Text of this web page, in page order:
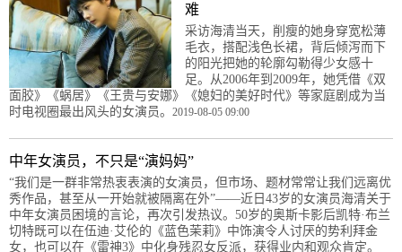
难
采访海清当天，削瘦的她身穿宽松薄
毛衣，搭配浅色长裙，背后倾泻而下
的阳光把她的轮廓勾勒得少女感十
足。从2006年到2009年，她凭借《双
面胶》《蜗居》《王贵与安娜》《媳妇的美好时代》等家庭剧成为当
时电视圈最出风头的女演员。 2019-08-05 09:00
中年女演员，不只是“演妈妈”
“我们是一群非常热衷表演的女演员，但市场、题材常常让我们远离优
秀作品，甚至从一开始就被隔离在外”——近日43岁的女演员海清关于
中年女演员困境的言论，再次引发热议。50岁的奥斯卡影后凯特·布兰
切特既可以在伍迪·艾伦的《蓝色茉莉》中饰演令人讨厌的势利拜金
女，也可以在《雷神3》中化身残忍女反派，获得业内和观众肯定。